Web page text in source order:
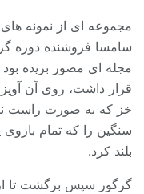
مجموعه ای از نمونه
سامسا فروشنده دوره
مجله ای مصور بریده
قرار داشت، روی آن
خز که به صورت راست
سنگین را که تمام بازوی
بلند کرد.
گرگور سپس برگشت تا از